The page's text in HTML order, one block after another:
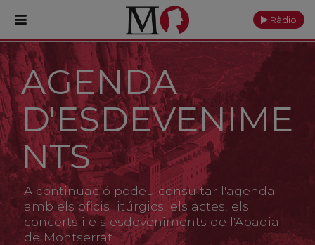
PORTADA
Monestir
Cultura
Actualitat
Fundació
Visita'ns
Ràdio
AGENDA
D'ESDEVENIME
NTS
A continuació podeu consultar l'agenda
amb els oficis litúrgics, els actes, els
concerts i els esdeveniments de l'Abadia
de Montserrat